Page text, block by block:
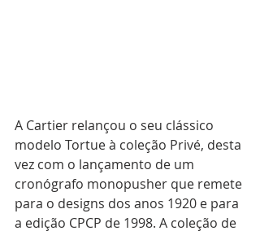
A Cartier relançou o seu clássico
modelo Tortue à coleção Privé, desta
vez com o lançamento de um
cronógrafo monopusher que remete
para o designs dos anos 1920 e para
a edição CPCP de 1998. A coleção de